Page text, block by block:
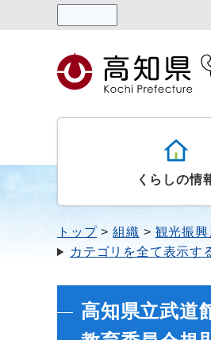
くらしの情
トップ 組織 観光振
カテゴリを全て表示す
高知県立武道